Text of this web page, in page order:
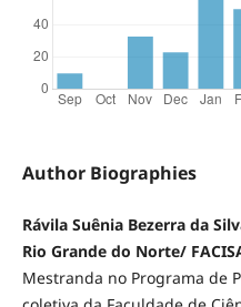
Author Biographies
Rávila Suênia Bezerra da
Rio Grande do Norte/
Mestranda no Programa de